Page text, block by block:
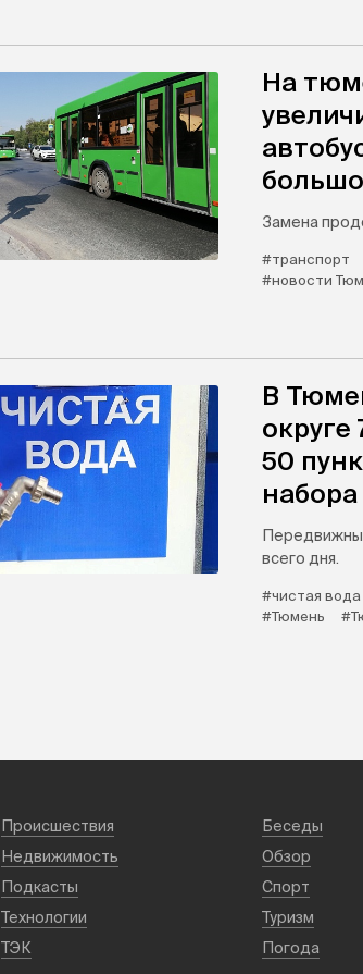
На
Замена
#транспорт
#новости
В
округе
50
всего дня.
#чистая вода
#Тюмень
Происшествия Беседы
Недвижимость Обзор
Подкасты Спорт
Технологии Туризм
ТЭК Погода